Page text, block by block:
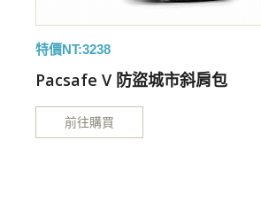
特價NT:3238
Pacsafe V 防盜城市斜肩包
前往購買